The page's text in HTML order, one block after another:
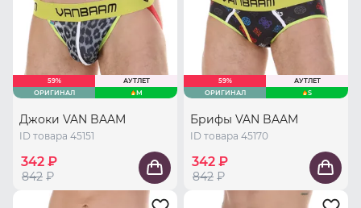
59%
АУТЛЕТ
ОРИГИНАЛ
M
Джоки VAN BAAM
ID товара 45151
342 ₽
842 ₽
59%
АУТЛЕТ
ОРИГИНАЛ
S
Брифы VAN BAAM
ID товара 45170
342 ₽
842 ₽